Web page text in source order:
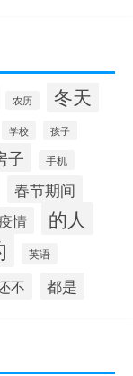
农历 冬天
学校 孩子
子 手机
春节期间
情 的人
英语
不 都是